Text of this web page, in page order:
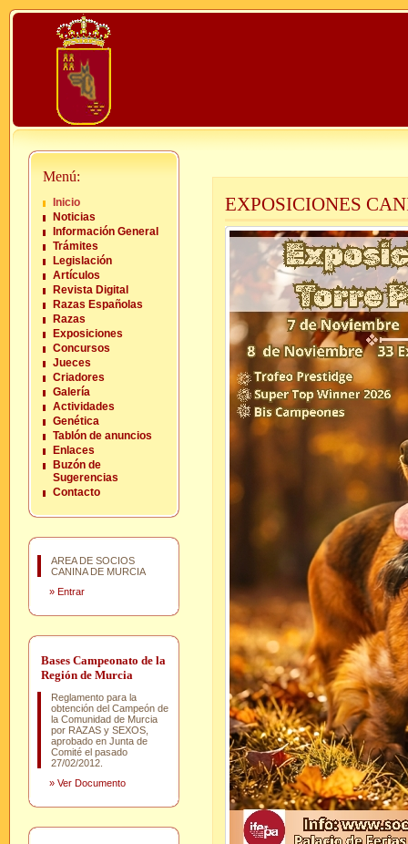
Menú:
Inicio
Noticias
Información General
Trámites
Legislación
Artículos
Revista Digital
Razas Españolas
Razas
Exposiciones
Concursos
Jueces
Criadores
Galería
Actividades
Genética
Tablón de anuncios
Enlaces
Buzón de
Sugerencias
Contacto
AREA DE SOCIOS
CANINA DE MURCIA
» Entrar
Bases Campeonato de la
Región de Murcia
Reglamento para la
obtención del Campeón de
la Comunidad de Murcia
por RAZAS y SEXOS,
aprobado en Junta de
Comité el pasado
27/02/2012.
» Ver Documento
EXPOSICIONES